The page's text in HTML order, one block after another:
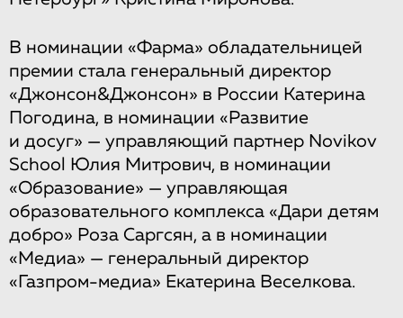
В номинации «Фарма» обладательницей
премии стала генеральный директор
«Джонсон&Джонсон» в России Катерина
Погодина, в номинации «Развитие
и досуг» — управляющий партнер Novikov
School Юлия Митрович, в номинации
«Образование» — управляющая
образовательного комплекса «Дари детям
добро» Роза Саргсян, а в номинации
«Медиа» — генеральный директор
«Газпром-медиа» Екатерина Веселкова.